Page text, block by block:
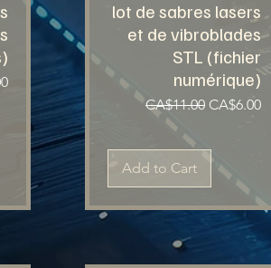
lot de sabres lasers
et de vibroblades
STL (fichier
numérique)
Regular Price
CA$11.00 Sale Price
CA$6.00
Add to Cart